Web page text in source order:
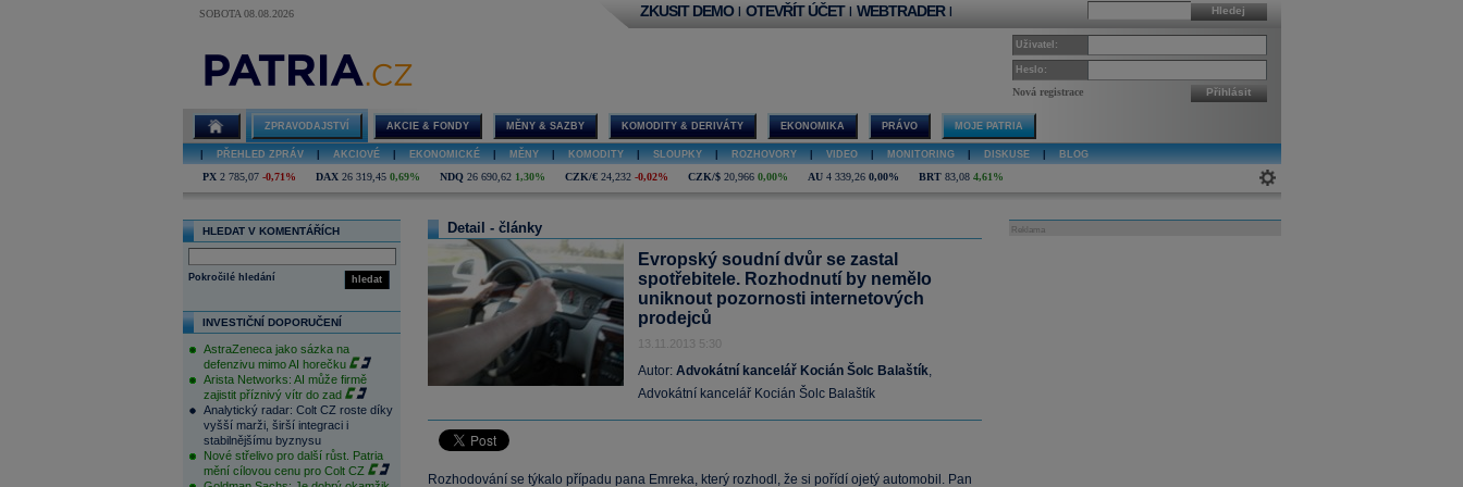
SOBOTA 08.08.2026 Hledej
ZKUSIT DEMO | OTEVŘÍT ÚČET | WEBTRADER |
Uživatel:
Heslo:
Nová registrace Přihlásit
ZPRAVODAJSTVÍ AKCIE & FONDY MĚNY & SAZBY KOMODITY & DERIVÁTY EKONOMIKA PRÁVO MOJE PATRIA
PŘEHLED ZPRÁV AKCIOVÉ EKONOMICKÉ MĚNY KOMODITY SLOUPKY ROZHOVORY VIDEO MONITORING DISKUSE BLOG
PX 2 785,07 -0,71% DAX 26 319,45 0,69% NDQ 26 690,62 1,30% CZK/€ 24,232 -0,02% CZK/$ 20,966 0,00% AU 4 339,26 0,00% BRT 83,08 4,61%
HLEDAT V KOMENTÁŘÍCH
hledat
Pokročilé hledání
INVESTIČNÍ DOPORUČENÍ
AstraZeneca jako sázka na
defenzivu mimo AI horečku
Arista Networks: AI může firmě
zajistit příznivý vítr do zad
Analytický radar: Colt CZ roste díky
vyšší marži, širší integraci i
stabilnějšímu byznysu
Nové střelivo pro další růst. Patria
mění cílovou cenu pro Colt CZ
Detail - články
Evropský soudní dvůr se zastal
spotřebitele. Rozhodnutí by nemělo
uniknout pozornosti internetových
prodejců
13.11.2013 5:30
Autor: Advokátní kancelář Kocián Šolc Balaštík,
Advokátní kancelář Kocián Šolc Balaštík
Rozhodování se týkalo případu pana Emreka, který rozhodl, že si pořídí ojetý automobil. Pan
Reklama